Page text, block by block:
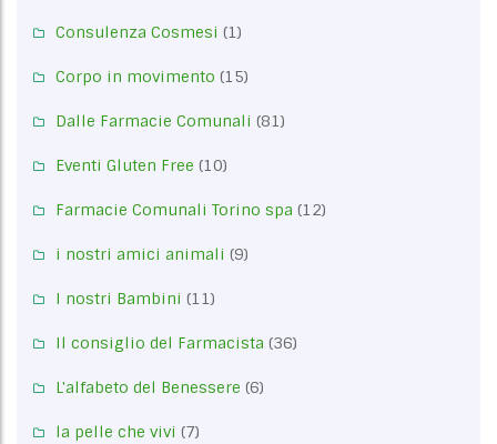
Consulenza Cosmesi (1)
Corpo in movimento (15)
Dalle Farmacie Comunali (81)
Eventi Gluten Free (10)
Farmacie Comunali Torino spa (12)
i nostri amici animali (9)
I nostri Bambini (11)
Il consiglio del Farmacista (36)
L'alfabeto del Benessere (6)
la pelle che vivi (7)